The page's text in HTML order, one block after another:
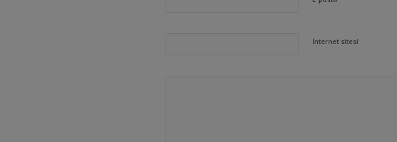
İnternet sitesi